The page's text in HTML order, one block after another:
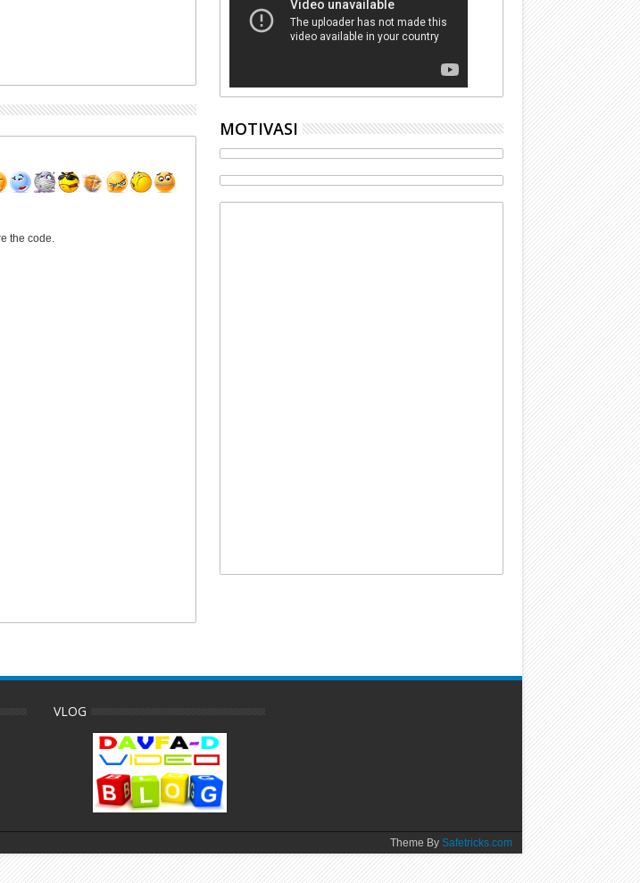
the code.
MOTIVASI
VLOG
Theme BySafetricks.com